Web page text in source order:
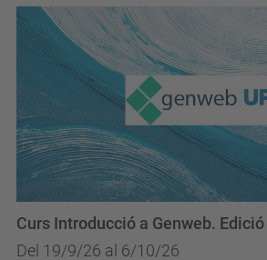
Del 19/9/26 al 6/10/26
Curs Introducció a Genweb.